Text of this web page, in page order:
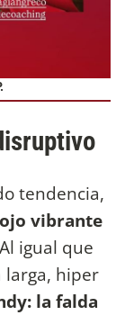
tendencia,
vibrante
Al igual que
larga, hiper
la falda